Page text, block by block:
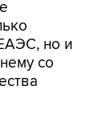
но и
со